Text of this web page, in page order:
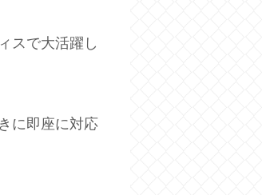
スで大活躍し
に即座に対応